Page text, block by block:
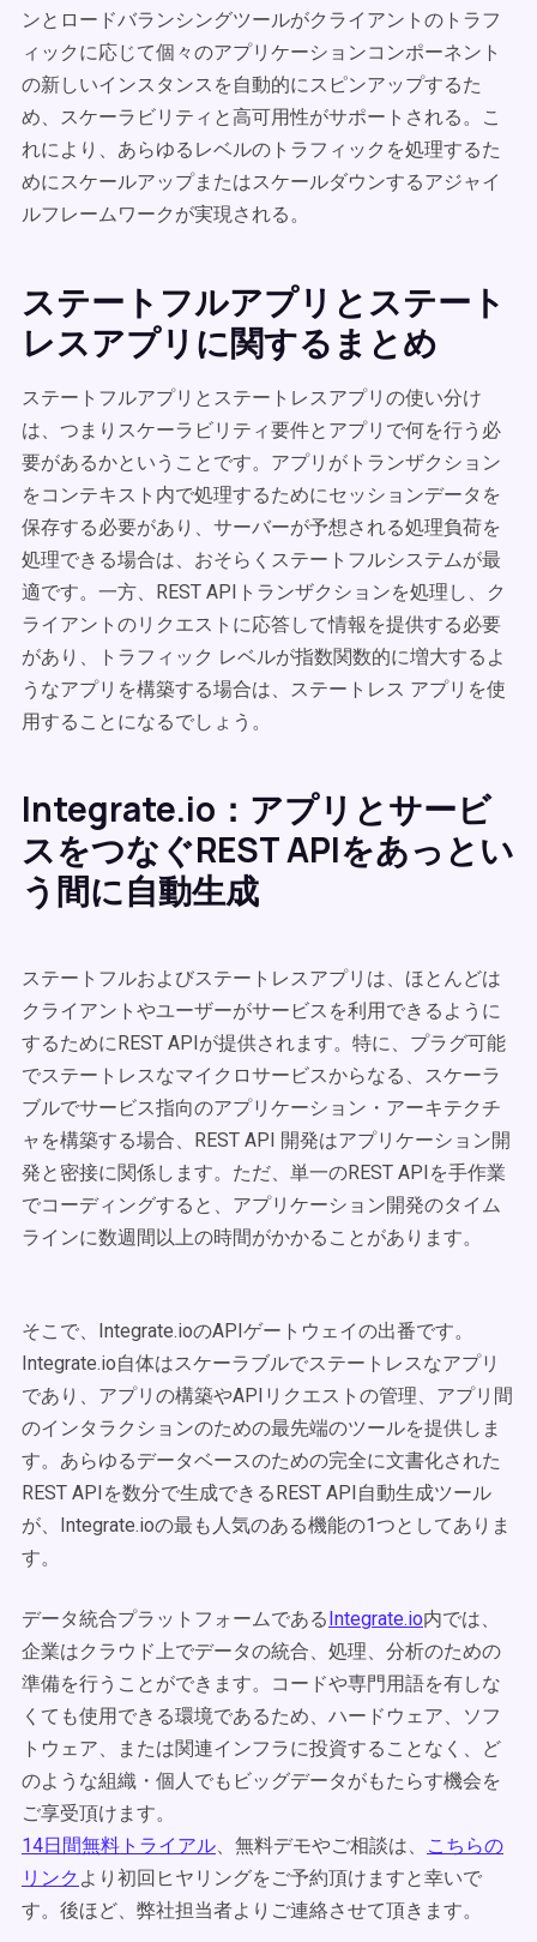
ンとロードバランシングツールがクライアントのトラフ
ィックに応じて個々のアプリケーションコンポーネント
の新しいインスタンスを自動的にスピンアップするた
め、スケーラビリティと高可用性がサポートされる。こ
れにより、あらゆるレベルのトラフィックを処理するた
めにスケールアップまたはスケールダウンするアジャイ
ルフレームワークが実現される。
ステートフルアプリとステート
レスアプリに関するまとめ
ステートフルアプリとステートレスアプリの使い分け
は、つまりスケーラビリティ要件とアプリで何を行う必
要があるかということです。アプリがトランザクション
をコンテキスト内で処理するためにセッションデータを
保存する必要があり、サーバーが予想される処理負荷を
処理できる場合は、おそらくステートフルシステムが最
適です。一方、REST APIトランザクションを処理し、ク
ライアントのリクエストに応答して情報を提供する必要
があり、トラフィック レベルが指数関数的に増大するよ
うなアプリを構築する場合は、ステートレス アプリを使
用することになるでしょう。
Integrate.io：アプリとサービ
スをつなぐREST APIをあっとい
う間に自動生成
ステートフルおよびステートレスアプリは、ほとんどは
クライアントやユーザーがサービスを利用できるように
するためにREST APIが提供されます。特に、プラグ可能
でステートレスなマイクロサービスからなる、スケーラ
ブルでサービス指向のアプリケーション・アーキテクチ
ャを構築する場合、REST API 開発はアプリケーション開
発と密接に関係します。ただ、単一のREST APIを手作業
でコーディングすると、アプリケーション開発のタイム
ラインに数週間以上の時間がかかることがあります。
そこで、Integrate.ioのAPIゲートウェイの出番です。
Integrate.io自体はスケーラブルでステートレスなアプリ
であり、アプリの構築やAPIリクエストの管理、アプリ間
のインタラクションのための最先端のツールを提供しま
す。あらゆるデータベースのための完全に文書化された
REST APIを数分で生成できるREST API自動生成ツール
が、Integrate.ioの最も人気のある機能の1つとしてありま
す。
データ統合プラットフォームであるIntegrate.io内では、
企業はクラウド上でデータの統合、処理、分析のための
準備を行うことができます。コードや専門用語を有しな
くても使用できる環境であるため、ハードウェア、ソフ
トウェア、または関連インフラに投資することなく、ど
のような組織・個人でもビッグデータがもたらす機会を
ご享受頂けます。
14日間無料トライアル、無料デモやご相談は、
こちらの
リンク より初回ヒヤリングをご予約頂けますと幸いで
す。後ほど、弊社担当者よりご連絡させて頂きます。